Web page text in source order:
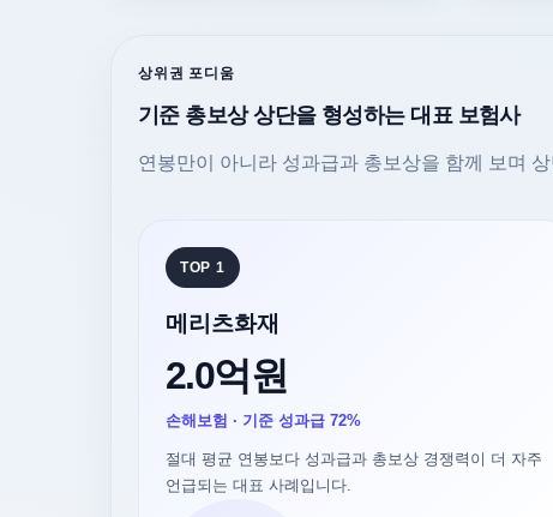
상위권 포디움
기준 총보상 상단을 형성하는 대표 보험사
연봉만이 아니라 성과급과 총보상을 함께 보며
TOP 1
메리츠화재
2.0억원
손해보험 · 기준 성과급 72%
절대 평균 연봉보다 성과급과 총보상 경쟁력이 더 자주
언급되는 대표 사례입니다.